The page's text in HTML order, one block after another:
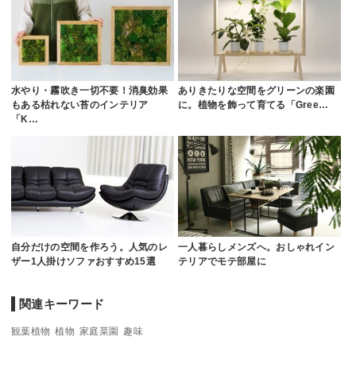
水やり・霧吹き一切不要！消臭効果
もある枯れない苔のインテリア
「K…
ありきたりな空間をグリーンの楽園
に。植物を飾って育てる「Gree…
自分だけの空間を作ろう。人気のレ
ザー1人掛けソファおすすめ15選
一人暮らしメンズへ。おしゃれイン
テリアでモテ部屋に
関連キーワード
観葉植物 植物 家庭菜園 趣味